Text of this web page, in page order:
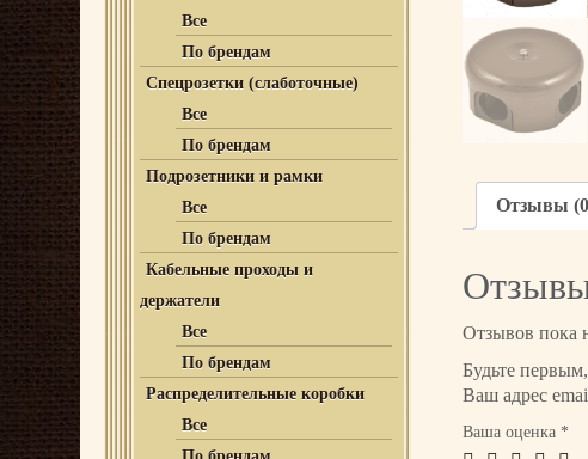
Все
По брендам
Спецрозетки (слаботочные)
Все
По брендам
Подрозетники и рамки
Все
По брендам
Кабельные проходы и
держатели
Все
По брендам
Распределительные коробки
Все
Отзывы
Отзывов пока
Будьте
Ваш адрес
Ваша оценка *